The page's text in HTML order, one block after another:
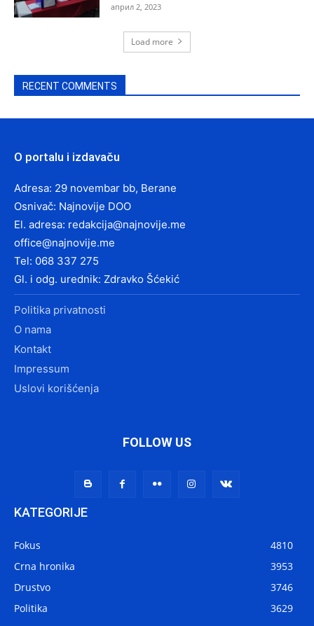
април 2, 2023
Load more
RECENT COMMENTS
O portalu i izdavaču
Adresa: 29 novembar bb, Berane
Osnivač: Najnovije DOO
El. adresa: redakcija@najnovije.me
office@najnovije.me
Tel: 068 337 275
Gl. i odg. urednik: Zdravko Šćekić
Politika privatnosti
O nama
Kontakt
Impressum
Uslovi korišćenja
FOLLOW US
KATEGORIJE
Fokus
4810
Crna hronika
3953
Drustvo
3746
Politika
3629